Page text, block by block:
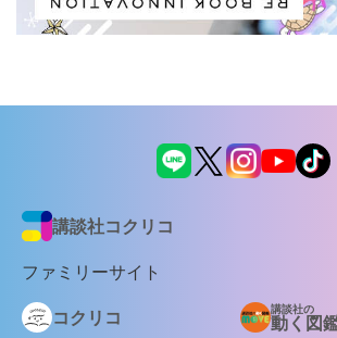
講談社コクリコ
ファミリーサイト
コクリコ
講談社の
動く図